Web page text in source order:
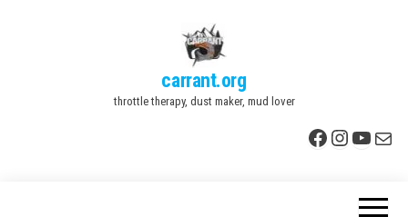
carrant.org
throttle therapy, dust maker, mud lover
Facebook
E-